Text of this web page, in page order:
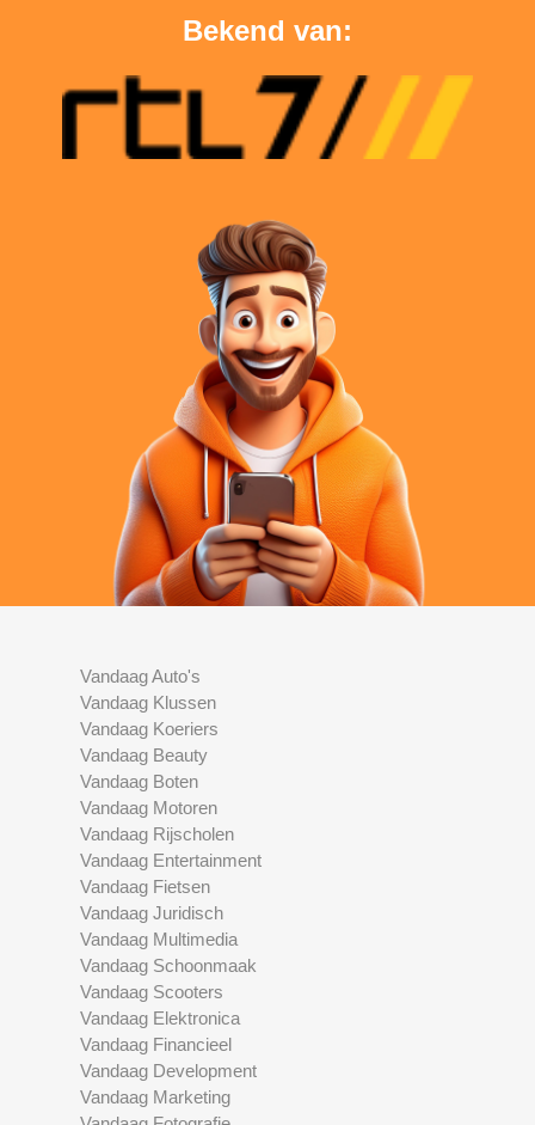
Bekend van:
Vandaag Auto's
Vandaag Klussen
Vandaag Koeriers
Vandaag Beauty
Vandaag Boten
Vandaag Motoren
Vandaag Rijscholen
Vandaag Entertainment
Vandaag Fietsen
Vandaag Juridisch
Vandaag Multimedia
Vandaag Schoonmaak
Vandaag Scooters
Vandaag Elektronica
Vandaag Financieel
Vandaag Development
Vandaag Marketing